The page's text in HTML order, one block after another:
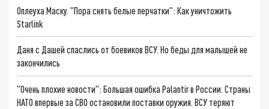
Оплеуха Маску. "Пора снять белые перчатки": Как уничтожить
Starlink
Даня с Дашей спаслись от боевиков ВСУ. Но беды для малышей не
закончились
"Очень плохие новости": Большая ошибка Palantir в России. Страны
НАТО впервые за СВО остановили поставки оружия. ВСУ теряют